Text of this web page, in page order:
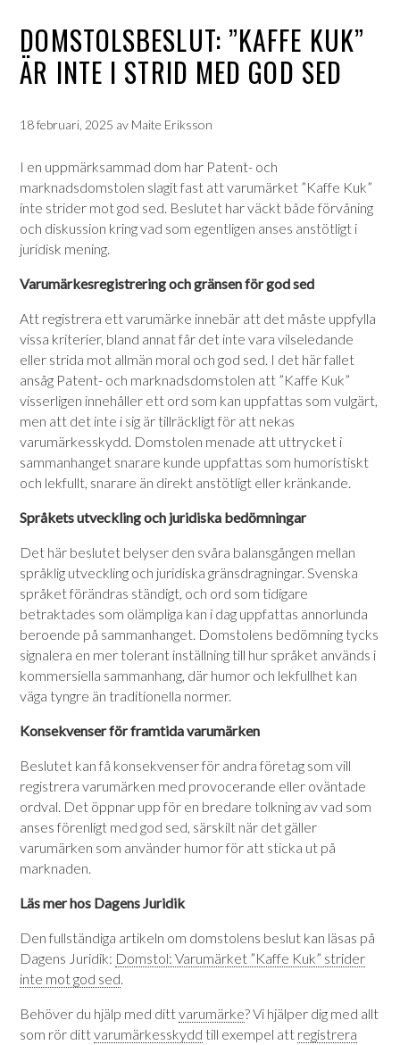
DOMSTOLSBESLUT: ”KAFFE KUK”
ÄR INTE I STRID MED GOD SED
18 februari, 2025 av Maite Eriksson
I en uppmärksammad dom har Patent- och
marknadsdomstolen slagit fast att varumärket ”Kaffe Kuk”
inte strider mot god sed. Beslutet har väckt både förvåning
och diskussion kring vad som egentligen anses anstötligt i
juridisk mening.
Varumärkesregistrering och gränsen för god sed
Att registrera ett varumärke innebär att det måste uppfylla
vissa kriterier, bland annat får det inte vara vilseledande
eller strida mot allmän moral och god sed. I det här fallet
ansåg Patent- och marknadsdomstolen att ”Kaffe Kuk”
visserligen innehåller ett ord som kan uppfattas som vulgärt,
men att det inte i sig är tillräckligt för att nekas
varumärkesskydd. Domstolen menade att uttrycket i
sammanhanget snarare kunde uppfattas som humoristiskt
och lekfullt, snarare än direkt anstötligt eller kränkande.
Språkets utveckling och juridiska bedömningar
Det här beslutet belyser den svåra balansgången mellan
språklig utveckling och juridiska gränsdragningar. Svenska
språket förändras ständigt, och ord som tidigare
betraktades som olämpliga kan i dag uppfattas annorlunda
beroende på sammanhanget. Domstolens bedömning tycks
signalera en mer tolerant inställning till hur språket används i
kommersiella sammanhang, där humor och lekfullhet kan
väga tyngre än traditionella normer.
Konsekvenser för framtida varumärken
Beslutet kan få konsekvenser för andra företag som vill
registrera varumärken med provocerande eller oväntade
ordval. Det öppnar upp för en bredare tolkning av vad som
anses förenligt med god sed, särskilt när det gäller
varumärken som använder humor för att sticka ut på
marknaden.
Läs mer hos Dagens Juridik
Den fullständiga artikeln om domstolens beslut kan läsas på
Dagens Juridik: Domstol: Varumärket ”Kaffe Kuk” strider
inte mot god sed.
Behöver du hjälp med dittvarumärke? Vi hjälper dig med allt
som rör dittvarumärkesskydd till exempel att registrera